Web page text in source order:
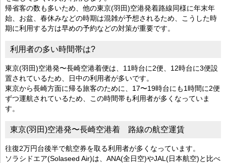
帰省客の数も多いため、他の東京(羽田)空港発着路線同様に年末年
始、お盆、春休みなどの時期は混雑が予想されるため、こうした時
期に利用する方は早めの予約などの対策が重要です。
利用者の多い時間帯は?
東京(羽田)空港発〜長崎空港着便は、11時台に2便、12時台に3便設
置されているため、日中の利用者が多いです。
東京から長崎方面に帰る旅客のために、17〜19時台にも1時間に2便
ずつ運航されているため、この時間帯も利用者が多くなっていま
す。
東京(羽田)空港発〜長崎空港着 路線の航空運賃
往復2万円台後半で航空券を取る利用者が多くなっています。
ソラシドエア(Solaseed Air)は、ANA(全日空)やJAL(日本航空)と比べ